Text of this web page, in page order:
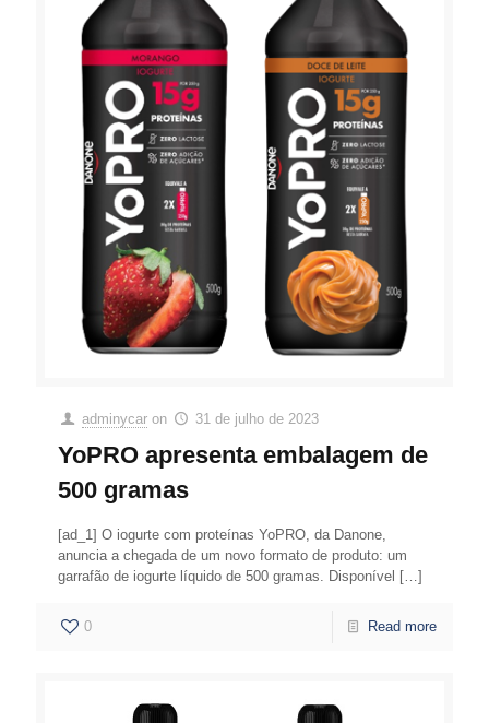
adminycar on 31 de julho de 2023
YoPRO apresenta embalagem de
500 gramas
[ad_1] O iogurte com proteínas YoPRO, da Danone,
anuncia a chegada de um novo formato de produto: um
garrafão de iogurte líquido de 500 gramas. Disponível […]
0 Read more